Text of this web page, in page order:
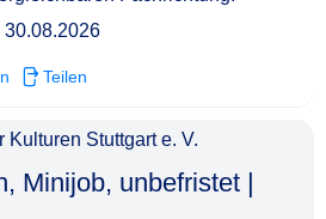
30.08.2026
Teilen
Kulturen Stuttgart e. V.
Minijob, unbefristet |